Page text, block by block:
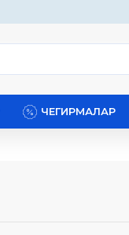
ЧЕГИРМАЛАР